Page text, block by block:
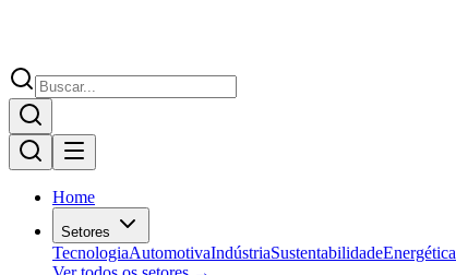
Home
Setores
TecnologiaAutomotivaIndústriaSustentabilidadeEnergética